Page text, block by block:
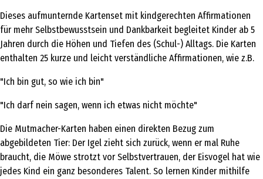
Dieses aufmunternde Kartenset mit kindgerechten Affirmationen
für mehr Selbstbewusstsein und Dankbarkeit begleitet Kinder ab 5
Jahren durch die Höhen und Tiefen des (Schul-) Alltags. Die Karten
enthalten 25 kurze und leicht verständliche Affirmationen, wie z.B.
"Ich bin gut, so wie ich bin"
"Ich darf nein sagen, wenn ich etwas nicht möchte"
Die Mutmacher-Karten haben einen direkten Bezug zum
abgebildeten Tier: Der Igel zieht sich zurück, wenn er mal Ruhe
braucht, die Möwe strotzt vor Selbstvertrauen, der Eisvogel hat wie
jedes Kind ein ganz besonderes Talent. So lernen Kinder mithilfe